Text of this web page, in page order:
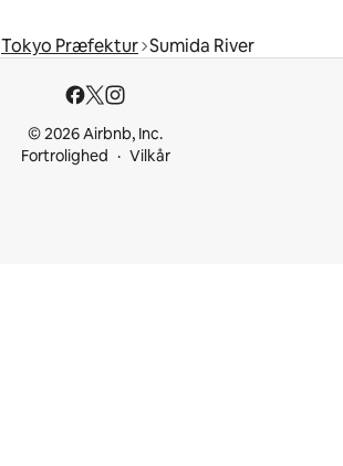
Tokyo Præfektur Sumida River
© 2026 Airbnb, Inc.
Fortrolighed
Vilkår